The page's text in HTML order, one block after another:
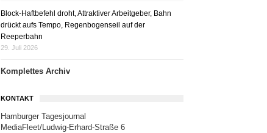
Block-Haftbefehl droht, Attraktiver Arbeitgeber, Bahn
drückt aufs Tempo, Regenbogenseil auf der
Reeperbahn
29. Juli 2026
Komplettes Archiv
KONTAKT
Hamburger Tagesjournal
MediaFleet/Ludwig-Erhard-Straße 6